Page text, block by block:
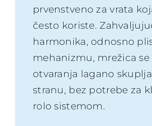
prvenstveno za vrata
često koriste.
harmonika, odnosno
mehanizmu, mrežica
otvaranja lagano
stranu, bez potrebe za
rolo sistemom.